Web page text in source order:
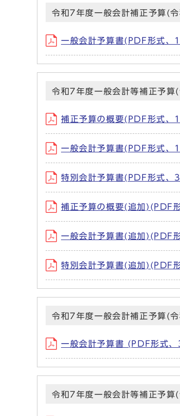
令和7年度一般会計補正予算(
一般会計予算書(PDF形式
令和7年度一般会計等補正予
補正予算の概要(PDF形式
一般会計予算書(PDF形式
特別会計予算書(PDF形式
補正予算の概要(追加)(PDF
一般会計予算書(追加)(PDF
特別会計予算書(追加)(PDF
令和7年度一般会計補正予算(
一般会計予算書 (PDF形式
令和7年度一般会計等補正予